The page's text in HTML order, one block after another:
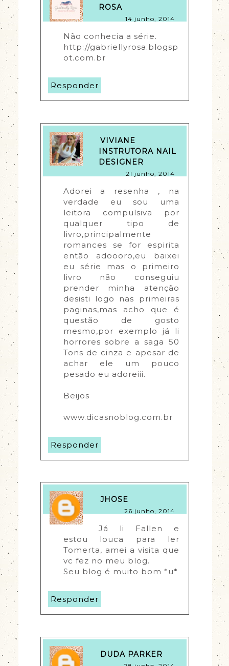
ROSA
14 junho, 2014
Não conhecia a série.
http://gabriellyrosa.blogsp
ot.com.br
Responder
VIVIANE
INSTRUTORA NAIL
DESIGNER
21 junho, 2014
Adorei a resenha , na
verdade eu sou uma
leitora compulsiva por
qualquer tipo de
livro,principalmente
romances se for espirita
então adoooro,eu baixei
eu série mas o primeiro
livro não conseguiu
prender minha atenção
desisti logo nas primeiras
paginas,mas acho que é
questão de gosto
mesmo,por exemplo já li
horrores sobre a saga 50
Tons de cinza e apesar de
achar ele um pouco
pesado eu adoreiii.
Beijos
www.dicasnoblog.com.br
Responder
JHOSE
26 junho, 2014
Já li Fallen e
estou louca para ler
Tomerta, amei a visita que
vc fez no meu blog.
Seu blog é muito bom *u*
Responder
DUDA PARKER